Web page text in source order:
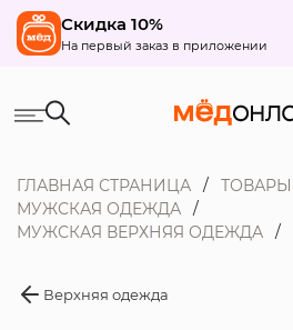
Скидка 10%
На первый заказ в приложении
ГЛАВНАЯ СТРАНИЦА ТОВАРЫ
МУЖСКАЯ ОДЕЖДА
МУЖСКАЯ ВЕРХНЯЯ ОДЕЖДА
Верхняя одежда